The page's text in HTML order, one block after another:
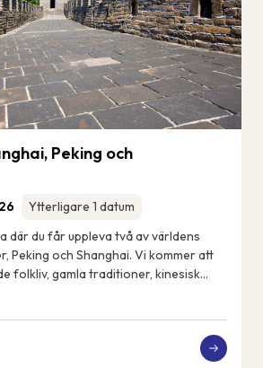
Peking och
Ytterligare 1 datum
där du får uppleva två av världens
Peking och Shanghai. Vi kommer att
folkliv, gamla traditioner, kinesisk